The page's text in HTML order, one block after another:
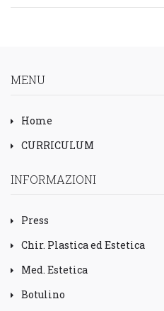
MENU
Home
CURRICULUM
INFORMAZIONI
Press
Chir. Plastica ed Estetica
Med. Estetica
Botulino